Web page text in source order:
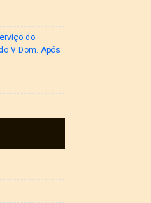
do
V Dom. Após